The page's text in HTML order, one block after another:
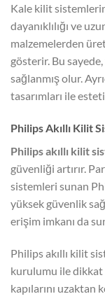
Kale kilit
dayanıklılığı ve
malzemelerden
gösterir. Bu sayede,
sağlanmış olur.
tasarımları ile
Philips Akıllı Kilit
Philips akıllı kilit
güvenliği artırır.
sistemleri sunan
yüksek güvenlik
erişim imkanı da
Philips akıllı kilit
kurulumu ile dikkat
kapılarını uzaktan